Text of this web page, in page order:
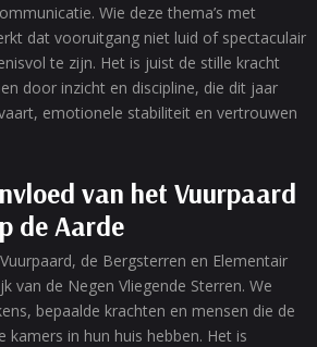
Wie deze thema’s met
dat vooruitgang niet luid of spectaculair
te zijn. Het is juist de stille kracht
door inzicht en discipline, die dit jaar
emotionele stabiliteit en vertrouwen
van het Vuurpaard
de Aarde
de Bergsterren en Elementair
van de Negen Vliegende Sterren. We
bepaalde krachten en mensen die de
kamers in hun huis hebben. Het is